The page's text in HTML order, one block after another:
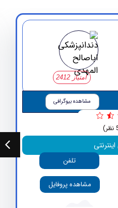
مشاهده بیوگرافی
تلفن
مشاهده پروفایل